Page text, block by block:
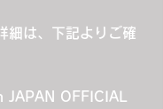
細は、下記よりご確
OFFICIAL